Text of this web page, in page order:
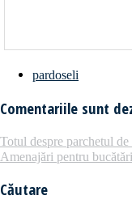
pardoseli
Comentariile sunt
Totul despre parchetul
Amenajări pentru
Căutare